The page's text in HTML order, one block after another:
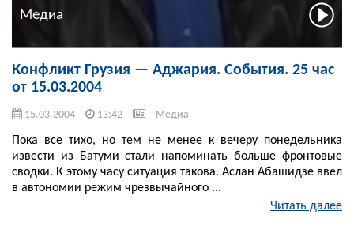
Медиа
Конфликт Грузия — Аджария. События. 25 час
от 15.03.2004
15.03.2004 13:42 Медиа
Пока все тихо, но тем не менее к вечеру понедельника
извести из Батуми стали напоминать больше фронтовые
сводки. К этому часу ситуация такова. Аслан Абашидзе ввел
в автономии режим чрезвычайного ...
Читать далее